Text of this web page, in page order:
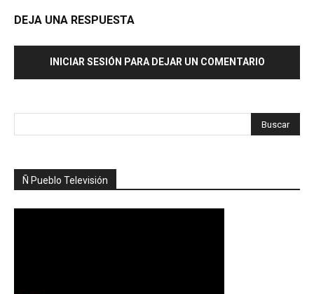
DEJA UNA RESPUESTA
INICIAR SESIÓN PARA DEJAR UN COMENTARIO
Ñ Pueblo Televisión